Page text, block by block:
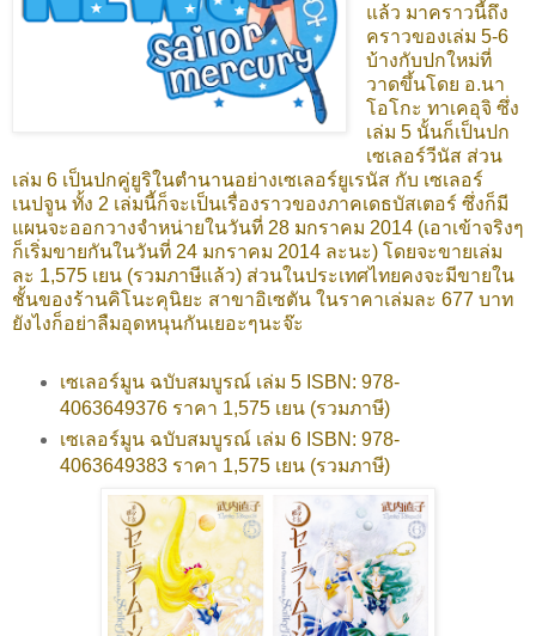
แล้ว มาคราวนี้ถึง
คราวของเล่ม 5-6
บ้างกับปกใหม่ที่
วาดขึ้นโดย อ.นา
โอโกะ ทาเคอุจิ ซึ่ง
เล่ม 5 นั้นก็เป็นปก
เซเลอร์วีนัส ส่วน
เล่ม 6 เป็นปกคู่ยูริในตำนานอย่างเซเลอร์ยูเรนัส กับ เซเลอร์
เนปจูน ทั้ง 2 เล่มนี้ก็จะเป็นเรื่องราวของภาคเดธบัสเตอร์ ซึ่งก็มี
แผนจะออกวางจำหน่ายในวันที่ 28 มกราคม 2014 (เอาเข้าจริงๆ
ก็เริ่มขายกันในวันที่ 24 มกราคม 2014 ละนะ) โดยจะขายเล่ม
ละ 1,575 เยน (รวมภาษีแล้ว) ส่วนในประเทศไทยคงจะมีขายใน
ชั้นของร้านคิโนะคุนิยะ สาขาอิเซตัน ในราคาเล่มละ 677 บาท
ยังไงก็อย่าลืมอุดหนุนกันเยอะๆนะจ๊ะ
เซเลอร์มูน ฉบับสมบูรณ์ เล่ม 5 ISBN: 978-
4063649376 ราคา 1,575 เยน (รวมภาษี)
เซเลอร์มูน ฉบับสมบูรณ์ เล่ม 6 ISBN: 978-
4063649383 ราคา 1,575 เยน (รวมภาษี)